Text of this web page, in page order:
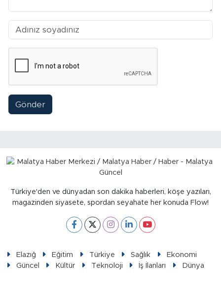
Gönder
Türkiye'den ve dünyadan son dakika haberleri, köşe yazıları,
magazinden siyasete, spordan seyahate her konuda Flow!
Elazığ Eğitim Türkiye Sağlık
Ekonomi
Güncel
Kültür Teknoloji İş İlanları Dünya
Pütürge
Magazin
Sinema
Asayiş